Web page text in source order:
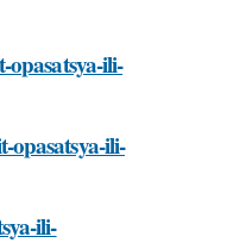
ili-
opasatsya-ili-
ili-